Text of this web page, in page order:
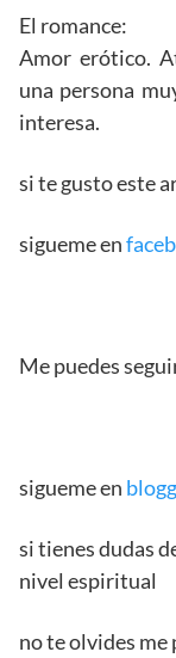
El romance:
Amor erótico.
una persona
interesa.
si te gusto este
sigueme en
Me puedes
sigueme en
si tienes dudas
nivel espiritual
no te olvides me